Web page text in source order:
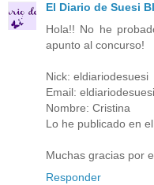
El Diario de Suesi
Hola!! No he
apunto al concurso!
Nick: eldiariodesuesi
Email:
Nombre: Cristina
Lo he publicado en
Muchas gracias por
Responder